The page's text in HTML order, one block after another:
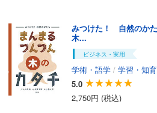
みつけた！ 自然のか
木...
ビジネス・実用
学術・語学 / 学習・知育
5.0
2,750円 (税込)